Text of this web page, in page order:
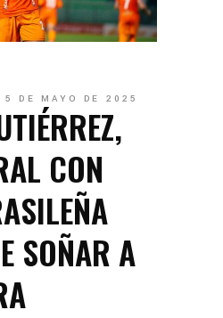
DE MAYO DE 2025
CON
SOÑAR A